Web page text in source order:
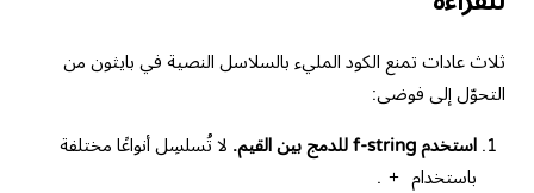
ثلاث عادات تمنع الكود المليء بالسلاسل النصية في بايثون من
التحوّل إلى فوضى:
استخدم f-string للدمج بين القيم.
لا تُسلسِل أنواعًا مختلفة
باستخدام
+
.